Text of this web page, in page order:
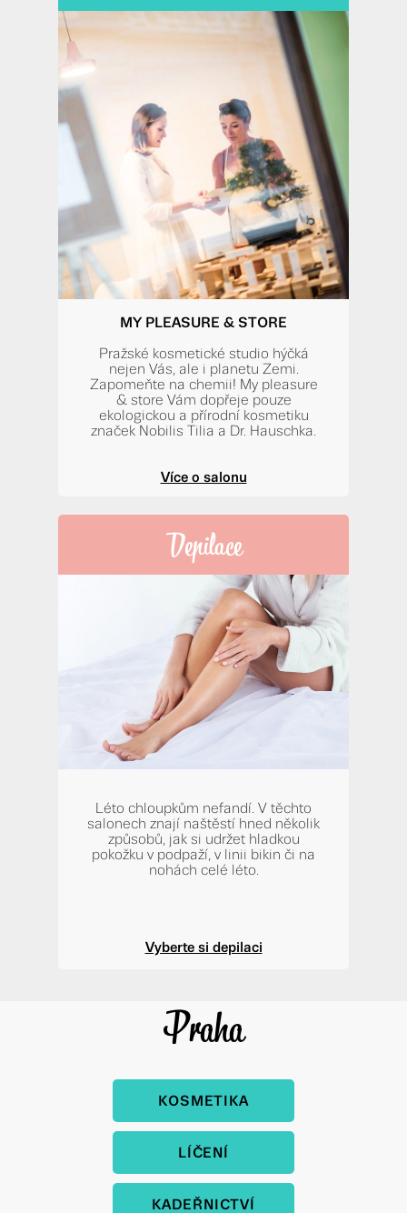
MY PLEASURE & STORE
Pražské kosmetické studio hýčká
nejen Vás, ale i planetu Zemi.
Zapomeňte na chemii! My pleasure
& store Vám dopřeje pouze
ekologickou a přírodní kosmetiku
značek Nobilis Tilia a Dr. Hauschka.
Více o salonu
Depilace
Léto chloupkům nefandí. V těchto
salonech znají naštěstí hned několik
způsobů, jak si udržet hladkou
pokožku v podpaží, v linii bikin či na
nohách celé léto.
Vyberte si depilaci
Praha
KOSMETIKA
LÍČENÍ
KADEŘNICTVÍ